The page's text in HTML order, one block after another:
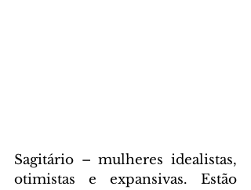
Sagitário – mulheres idealistas,
otimistas e expansivas. Estão